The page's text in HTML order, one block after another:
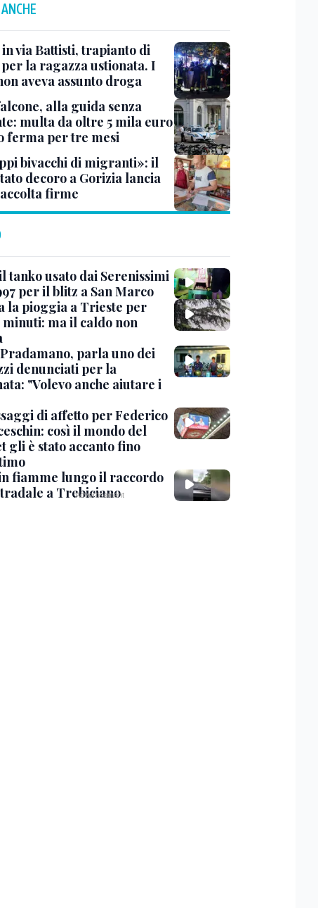
in via Battisti, trapianto di
la ragazza ustionata. I
aveva assunto droga
alla guida senza
multa da oltre 5 mila euro
ferma per tre mesi
bivacchi di migranti»: il
decoro a Gorizia lancia
firme
tanko usato dai Serenissimi
per il blitz a San Marco
la pioggia a Trieste per
minuti: ma il caldo non
Pradamano, parla uno dei
denunciati per la
"Volevo anche aiutare i
di affetto per Federico
così il mondo del
gli è stato accanto fino
fiamme lungo il raccordo
a Trebiciano